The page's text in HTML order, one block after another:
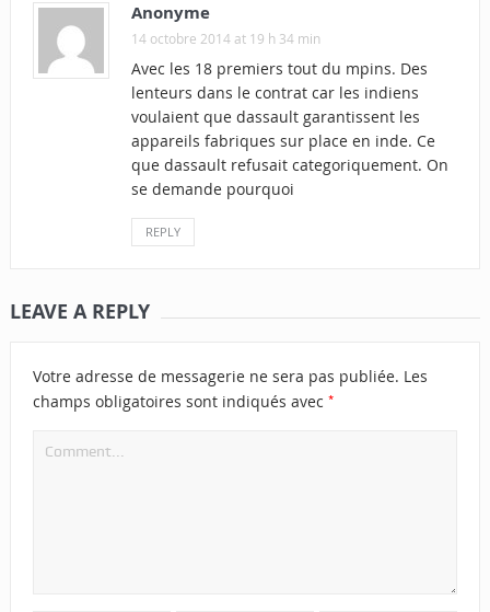
Anonyme
14 octobre 2014 at 19 h 34 min
Avec les 18 premiers tout du mpins. Des
lenteurs dans le contrat car les indiens
voulaient que dassault garantissent les
appareils fabriques sur place en inde. Ce
que dassault refusait categoriquement. On
se demande pourquoi
REPLY
LEAVE A REPLY
Votre adresse de messagerie ne sera pas publiée. Les
champs obligatoires sont indiqués avec *